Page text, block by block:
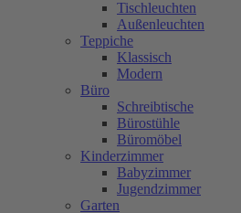
Tischleuchten
Außenleuchten
Teppiche
Klassisch
Modern
Büro
Schreibtische
Bürostühle
Büromöbel
Kinderzimmer
Babyzimmer
Jugendzimmer
Garten